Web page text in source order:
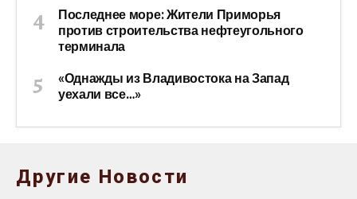
Последнее море: Жители Приморья
против строительства нефтеугольного
терминала
«Однажды из Владивостока на Запад
уехали все…»
Другие Новости